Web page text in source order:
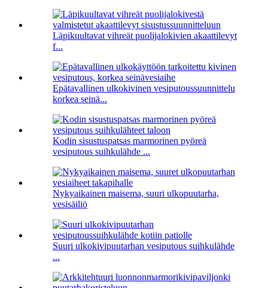
Läpikuultavat vihreät puolijalokivien akaattilevyt
f...
Epätavallinen ulkokivinen vesiputoussuunnittelu
korkea seinä...
Kodin sisustuspatsas marmorinen pyöreä
vesiputous suihkulähde ...
Nykyaikainen maisema, suuri ulkopuutarha,
vesisäiliö
Suuri ulkokivipuutarhan vesiputous suihkulähde
...